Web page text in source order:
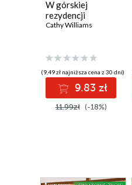
W górskiej
rezydencji
Cathy Williams
(9,49 zł najniższa cena z 30 dni)
9.83 zł
11.99zł (-18%)